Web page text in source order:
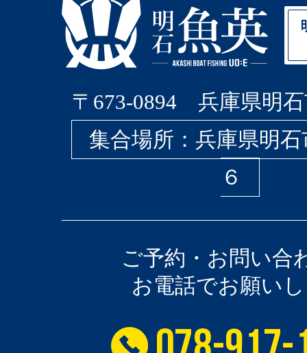
〒673-0894 兵庫県明石
集合場所：兵庫県明
６
ご予約・お問い合
お電話でお願い